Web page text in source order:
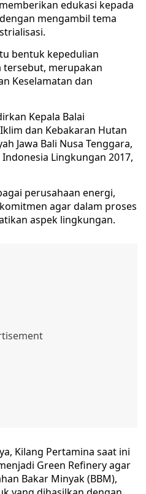
edukasi kepada
mengambil tema
bentuk kepedulian
merupakan
Keselamatan dan
Kepala Balai
dan Kebakaran Hutan
Jawa Bali Nusa Tenggara,
Lingkungan 2017,
perusahaan energi,
agar dalam proses
aspek lingkungan.
Kilang Pertamina saat ini
Green Refinery agar
Bakar Minyak (BBM),